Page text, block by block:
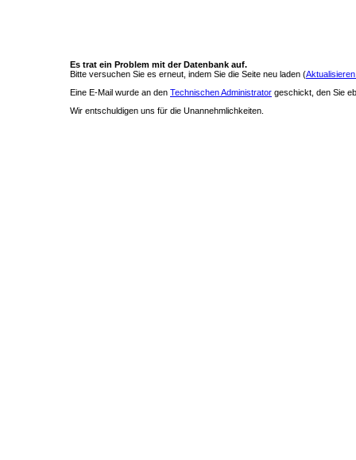
Es trat ein Problem mit der Datenbank auf.
Bitte versuchen Sie es erneut, indem Sie die Seite neu laden (
Eine E-Mail wurde an den Technischen Administrator geschickt, den Sie
Wir entschuldigen uns für die Unannehmlichkeiten.